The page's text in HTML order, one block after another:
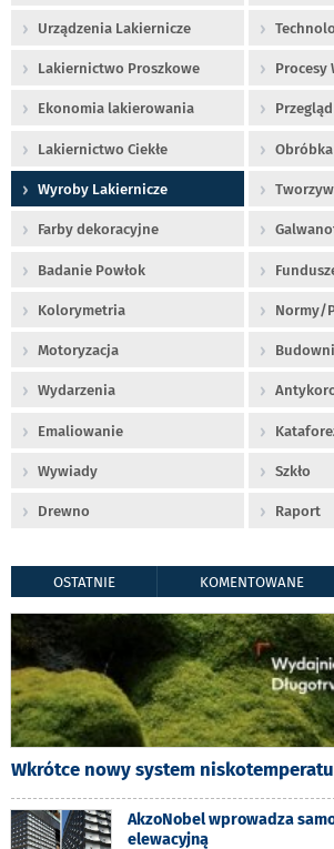
Urządzenia Lakiernicze
Lakiernictwo Proszkowe Procesy
Ekonomia lakierowania
Lakiernictwo Ciekłe
Wyroby Lakiernicze
Farby dekoracyjne
Badanie Powłok
Kolorymetria Normy/
Motoryzacja
Wydarzenia
Emaliowanie
Wywiady Szkło
Drewno Raport
OSTATNIE KOMENTOWANE
Wkrótce nowy system
AkzoNobel wprowadza
elewacyjną